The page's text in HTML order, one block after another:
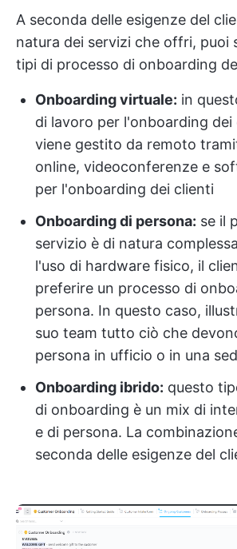
A seconda delle esigenze del
natura dei servizi che offri, puoi
tipi di processo di onboarding
Onboarding virtuale: in
di lavoro per l'onboarding
viene gestito da remoto
online, videoconferenze e
per l'onboarding dei clienti
Onboarding di persona: se il
servizio è di natura
l'uso di hardware fisico, il
preferire un processo di
persona. In questo caso,
suo team tutto ciò che
persona in ufficio o in una
Onboarding ibrido: questo
di onboarding è un mix di
e di persona. La
seconda delle esigenze del